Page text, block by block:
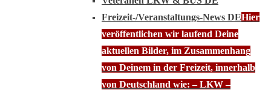
Freizeit-/Veranstaltungs-News DEHier
veröffentlichen wir laufend Deine
aktuellen Bilder, im Zusammenhang
von Deinem in der Freizeit, innerhalb
von Deutschland wie: – LKW –